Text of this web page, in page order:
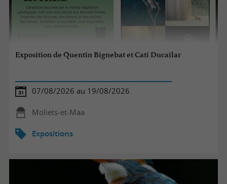
Exposition de Quentin Bignebat et Cati Ducailar
07/08/2026 au 19/08/2026
Moliets-et-Maa
Expositions